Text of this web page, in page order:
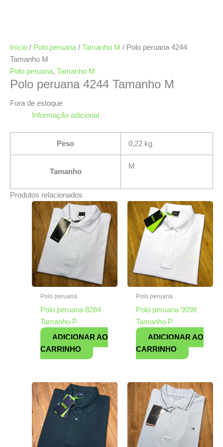
Início / Polo peruana / Tamanho M / Polo peruana 4244
Tamanho M
Polo peruana, Tamanho M
Polo peruana 4244 Tamanho M
Fora de estoque
Informação adicional
Peso 0,22 kg
Tamanho
M
Produtos relacionados
Polo peruana
Polo peruana 8284
Tamanho P
ADICIONAR AO
CARRINHO
Polo peruana
Polo peruana 9098
Tamanho P
ADICIONAR AO
CARRINHO